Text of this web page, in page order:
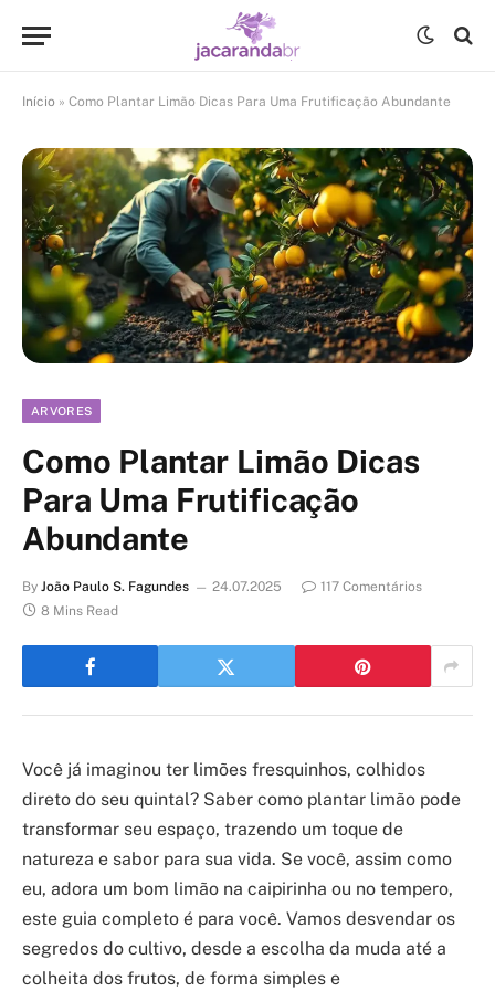
Início » Como Plantar Limão Dicas Para Uma Frutificação Abundante
ARVORES
Como Plantar Limão Dicas
Para Uma Frutificação
Abundante
By João Paulo S. Fagundes 24.07.2025
117 Comentários
8 Mins Read
Você já imaginou ter limões fresquinhos, colhidos
direto do seu quintal? Saber como plantar limão pode
transformar seu espaço, trazendo um toque de
natureza e sabor para sua vida. Se você, assim como
eu, adora um bom limão na caipirinha ou no tempero,
este guia completo é para você. Vamos desvendar os
segredos do cultivo, desde a escolha da muda até a
colheita dos frutos, de forma simples e